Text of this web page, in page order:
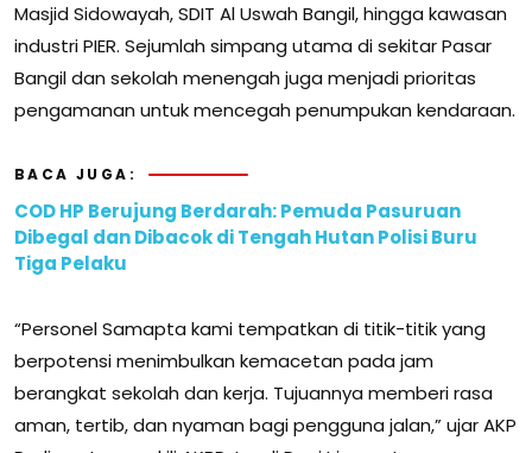
Masjid Sidowayah, SDIT Al Uswah Bangil, hingga kawasan
industri PIER. Sejumlah simpang utama di sekitar Pasar
Bangil dan sekolah menengah juga menjadi prioritas
pengamanan untuk mencegah penumpukan kendaraan.
BACA JUGA:
COD HP Berujung Berdarah: Pemuda Pasuruan
Dibegal dan Dibacok di Tengah Hutan Polisi Buru
Tiga Pelaku
“Personel Samapta kami tempatkan di titik-titik yang
berpotensi menimbulkan kemacetan pada jam
berangkat sekolah dan kerja. Tujuannya memberi rasa
aman, tertib, dan nyaman bagi pengguna jalan,” ujar AKP